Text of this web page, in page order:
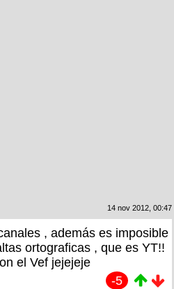
14 nov 2012, 00:47
, además es imposible
ortograficas , que es YT!!
el Vef jejejeje
-5